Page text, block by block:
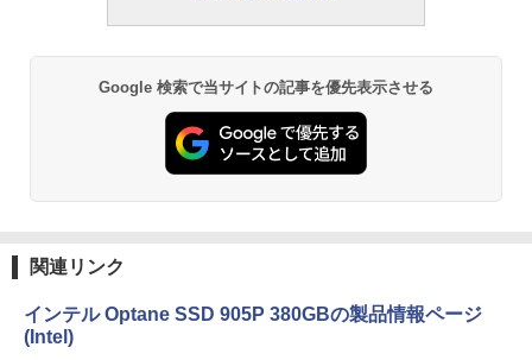
Google 検索で当サイトの記事を優先表示させる
関連リンク
インテル Optane SSD 905P 380GBの製品情報ページ
(Intel)